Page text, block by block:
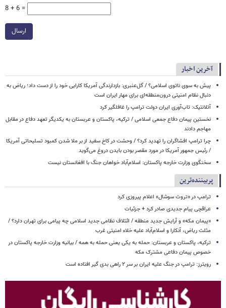
8 + 6 =
ارسال
آخرین اخبار
پیش به سوی ناتوی اسلامی؟ / گل‌عنبری: بازدارندگی آمریکا کارایی خود را از دست داد؛ ریاض به
دنبال نظام امنیتی درون‌منطقه‌ای برای مهار ایران است
آتلانتیک: تاب‌آوری ایران دولت ترامپ را غافلگیر کرد
نخستین پیمان دفاع جمعی اسلامی / ترکیه، پاکستان و عربستان به یکدیگر تعهد دفاع در مقابل
مهاجم دادند
چرا ترامپ افشاگران را تهدید کرد؟ / وحشت در کاخ سفید از بر ملا شدن کمبود تسلیحاتی آمریکا
/ رئیس جمهور آمریکا در مورد مقصر بودن بایدن دروغ می‌گوید
سخنگوی وزارت خارجه پاکستان: اسلام‌آباد خواهان جنگ با افغانستان نیست
پربیننده‌ترین
ترامپ در «تروث سوشال» اعلام پیروزی کرد
عراقچی پیام جدیدی صادر کرد + جزئیات
«پیمان مکه» و آرایش جدید منطقه / ائتلاف نظامی جدید اسلامی چه پیامی برای تهران دارد؟ /
مثلث ریاض، آنکارا و اسلام‌آباد علیه خلاء امنیتی غرب
ترکیه، پاکستان و عربستان: حمله به یکی یعنی حمله به همه / بیانیه وزارت خارجه پاکستان در
خصوص پیمان دفاعی مشترک مکه
رویترز: ترامپ در جنگ علیه ایران بر سر ۲ راهی بدی گیر افتاده است